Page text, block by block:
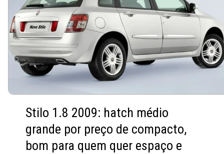
Stilo 1.8 2009: hatch médio
grande por preço de compacto,
bom para quem quer espaço e